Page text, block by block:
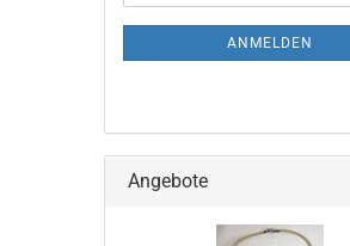
Mail
ANMELDEN
Angebote